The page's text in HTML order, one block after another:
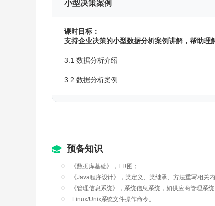
小型决策案例
课时目标：
支持企业决策的小型数据分析案例讲解，帮助理
3.1 数据分析介绍
3.2 数据分析案例
将科研案例简化提取，帮助掌握数据分析过程中
4.1 文本数据分析
4.2 半结构化数据分析
4.3 科研案例总结
预备知识
《数据库基础》，ER图；
《Java程序设计》，类定义、类继承、方法重写相关内
《管理信息系统》，系统信息系统，如供应商管理系
Linux/Unix系统文件操作命令。